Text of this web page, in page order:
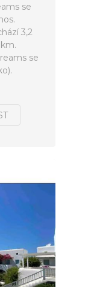
se
3,2
se